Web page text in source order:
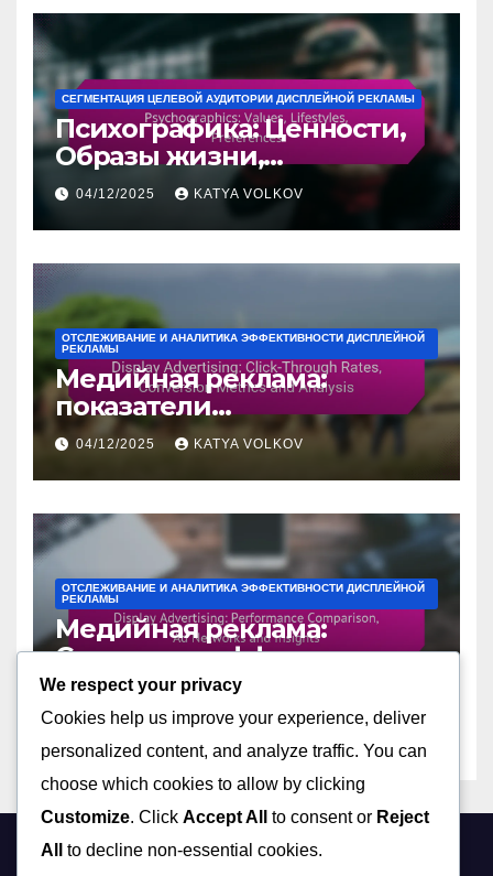
СЕГМЕНТАЦИЯ ЦЕЛЕВОЙ АУДИТОРИИ ДИСПЛЕЙНОЙ РЕКЛАМЫ
Психографика: Ценности,
Образы жизни,
Предпочтения
04/12/2025 KATYA VOLKOV
ОТСЛЕЖИВАНИЕ И АНАЛИТИКА ЭФФЕКТИВНОСТИ ДИСПЛЕЙНОЙ
РЕКЛАМЫ
Медийная реклама:
показатели
кликабельности, метрики
конверсии и анализ
04/12/2025 KATYA VOLKOV
ОТСЛЕЖИВАНИЕ И АНАЛИТИКА ЭФФЕКТИВНОСТИ ДИСПЛЕЙНОЙ
РЕКЛАМЫ
Медийная реклама:
Сравнение эффективности,
рекламные сети и
аналитика
04/12/2025 KATYA VOLKOV
We respect your privacy
Cookies help us improve your experience, deliver
personalized content, and analyze traffic. You can
choose which cookies to allow by clicking
Customize. Click Accept All to consent or Reject
All
to decline non-essential cookies.